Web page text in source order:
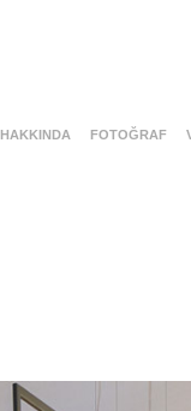
HAKKINDA FOTOĞRAF